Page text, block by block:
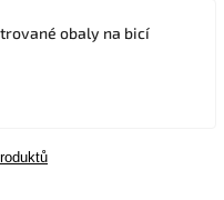
obaly na bicí